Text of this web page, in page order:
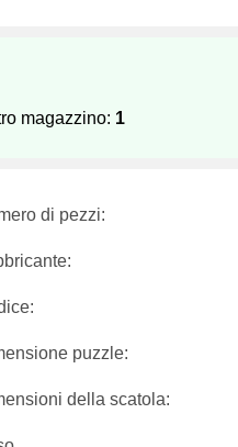
magazzino: 1
di pezzi:
puzzle:
della scatola: